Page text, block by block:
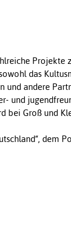
Projekte
das
und andere
und
bei Groß und
dem